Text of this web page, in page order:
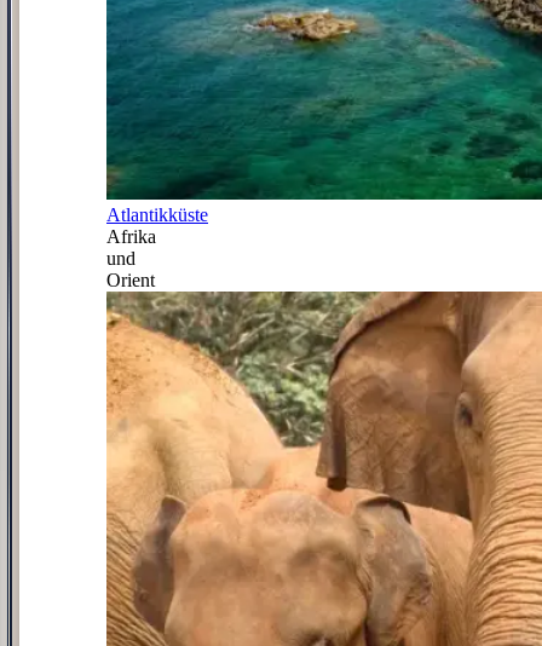
Atlantikküste
Afrika
und
Orient